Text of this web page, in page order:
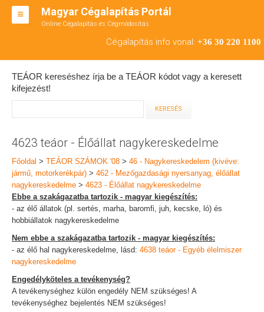
Magyar Cégalapítás Portál
Online Cégalapítás és Cégmódosítás
Cégalapítás info vonal: +36 30 220 1100
BT ALAPÍTÁS
RT ALAPÍTÁS
TEÁOR SZÁMOK '08
ENGEDÉLYKÖTELES
KAPCSOLAT
TEÁOR kereséshez írja be a TEÁOR kódot vagy a keresett
kifejezést!
4623 teáor - Élőállat nagykereskedelme
Főoldal > TEÁOR SZÁMOK '08 > 46 - Nagykereskedelem (kivéve:
jármű, motorkerékpár) > 462 - Mezőgazdasági nyersanyag, élőállat
nagykereskedelme > 4623 - Élőállat nagykereskedelme
Ebbe a szakágazatba tartozik - magyar kiegészítés:
- az élő állatok (pl. sertés, marha, baromfi, juh, kecske, ló) és
hobbiállatok nagykereskedelme
Nem ebbe a szakágazatba tartozik - magyar kiegészítés:
- az élő hal nagykereskedelme, lásd: 4638 teáor - Egyéb élelmiszer
nagykereskedelme
Engedélyköteles a tevékenység?
A tevékenységhez külön engedély NEM szükséges! A
tevékenységhez bejelentés NEM szükséges!